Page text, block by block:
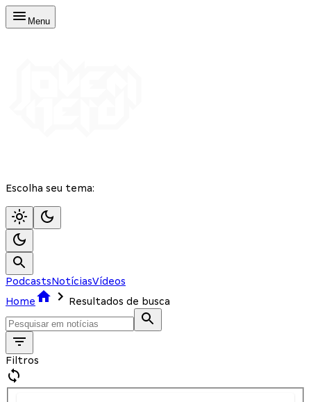
Menu
Escolha seu tema:
PodcastsNotíciasVídeos
Home
Resultados de busca
Filtros